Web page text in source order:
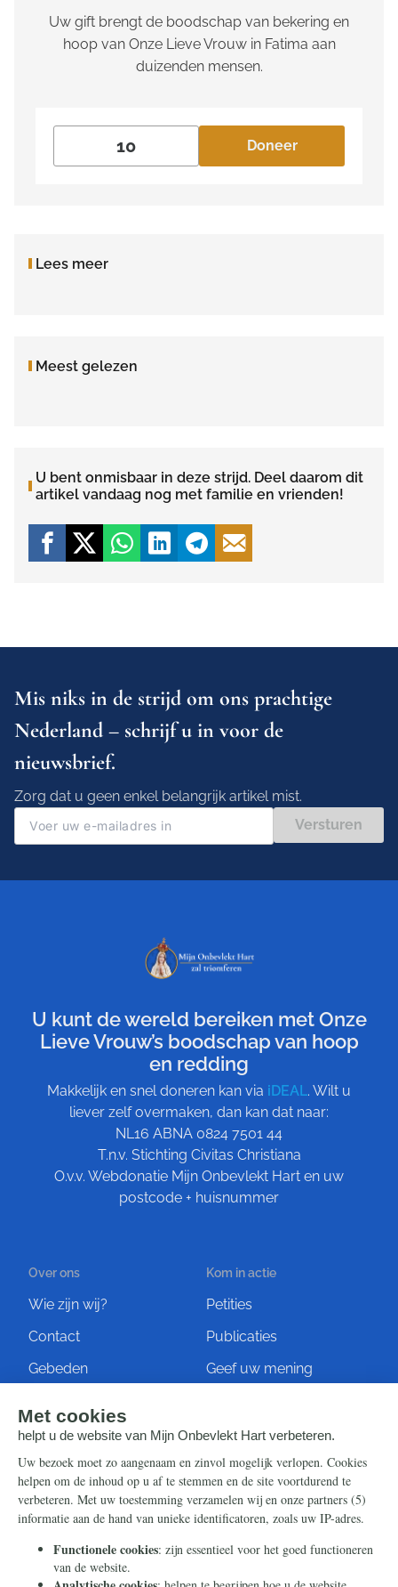
Uw gift brengt de boodschap van bekering en
hoop van Onze Lieve Vrouw in Fatima aan
duizenden mensen.
Doneer
Lees meer
Meest gelezen
U bent onmisbaar in deze strijd. Deel daarom dit
artikel vandaag nog met familie en vrienden!
Mis niks in de strijd om ons prachtige
Nederland – schrijf u in voor de
nieuwsbrief.
Zorg dat u geen enkel belangrijk artikel mist.
Versturen
U kunt de wereld bereiken met Onze
Lieve Vrouw’s boodschap van hoop
en redding
Makkelijk en snel doneren kan via iDEAL. Wilt u
liever zelf overmaken, dan kan dat naar:
NL16 ABNA 0824 7501 44
T.n.v. Stichting Civitas Christiana
O.v.v. Webdonatie Mijn Onbevlekt Hart en uw
postcode + huisnummer
Over ons
Wie zijn wij?
Contact
Gebeden
Kom in actie
Petities
Publicaties
Geef uw mening
Steun ons
Nieuwsbrief
Eenmalig
Maandelijks
Info
Contact
Ontvang onze Telegram-
berichten